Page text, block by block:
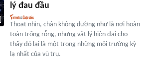
lý đau đầu
Thoạt nhìn, chân không dường như là nơi hoàn
toàn trống rỗng, nhưng vật lý hiện đại cho
thấy đó lại là một trong những môi trường kỳ
lạ nhất của vũ trụ.